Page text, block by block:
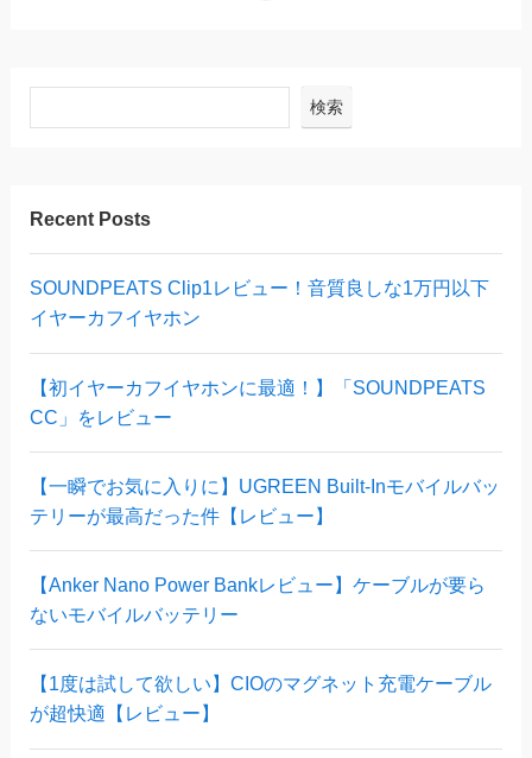
検索
Recent Posts
SOUNDPEATS Clip1レビュー！音質良しな1万円以下
イヤーカフイヤホン
【初イヤーカフイヤホンに最適！】「SOUNDPEATS
CC」をレビュー
【一瞬でお気に入りに】UGREEN Built-Inモバイルバッ
テリーが最高だった件【レビュー】
【Anker Nano Power Bankレビュー】ケーブルが要ら
ないモバイルバッテリー
【1度は試して欲しい】CIOのマグネット充電ケーブル
が超快適【レビュー】